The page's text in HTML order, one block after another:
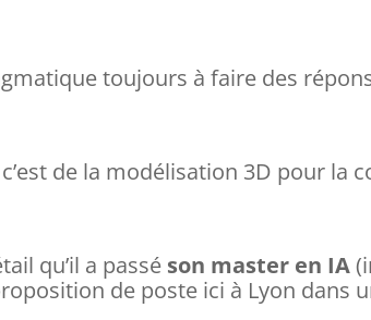
toujours à faire des
de la modélisation 3D pour la
qu’il a passé son master en IA
de poste ici à Lyon dans